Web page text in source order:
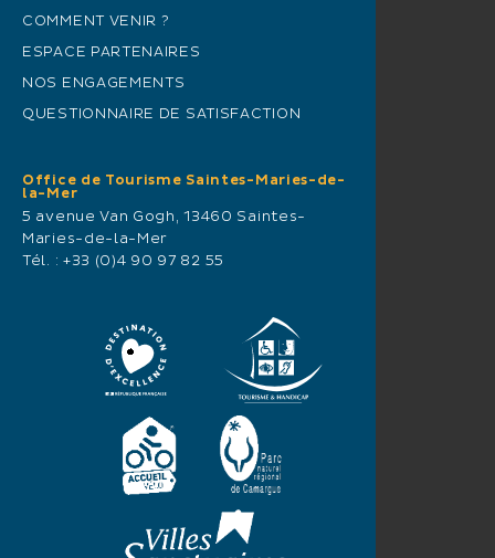
COMMENT VENIR ?
ESPACE PARTENAIRES
NOS ENGAGEMENTS
QUESTIONNAIRE DE SATISFACTION
Office de Tourisme Saintes-Maries-de-
la-Mer
5 avenue Van Gogh, 13460 Saintes-
Maries-de-la-Mer
Tél. : +33 (0)4 90 97 82 55